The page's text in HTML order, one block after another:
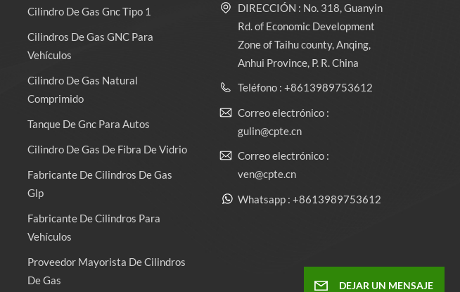
Cilindro De Gas Gnc Tipo 1
Cilindros De Gas GNC Para
Vehículos
Cilindro De Gas Natural
Comprimido
Tanque De Gnc Para Autos
Cilindro De Gas De Fibra De Vidrio
Fabricante De Cilindros De Gas
Glp
Fabricante De Cilindros Para
Vehículos
Proveedor Mayorista De Cilindros
De Gas
DIRECCIÓN : No. 318, Guanyin
Rd. of Economic Development
Zone of Taihu county, Anqing,
Anhui Province, P. R. China
Teléfono : +8613989753612
Correo electrónico :
gulin@cpte.cn
Correo electrónico :
ven@cpte.cn
Whatsapp : +8613989753612
DEJAR UN MENSAJE